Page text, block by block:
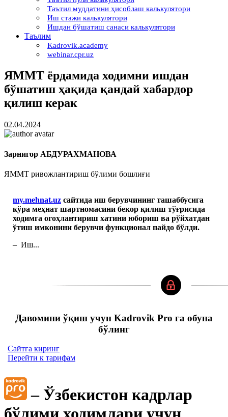
Таътил муддатини ҳисоблаш калькулятори
Иш стажи калькулятори
Ишдан бўшатиш санаси калькулятори
Таълим
Kadrovik.academy
webinar.cpr.uz
ЯММТ ёрдамида ходимни ишдан
бўшатиш ҳақида қандай хабардор
қилиш керак
02.04.2024
Зарнигор АБДУРАХМАНОВА
ЯММТ ривожлантириш бўлими бошлиғи
my.mehnat.uz сайтида иш берувчининг ташаббусига
кўра меҳнат шартномасини бекор қилиш тўғрисида
ходимга огоҳлантириш хатини юбориш ва рўйхатдан
ўтиш имконини берувчи функционал пайдо бўлди.
– Иш...
Давомини ўқиш учун Kadrovik Pro га обуна
бўлинг
Сайтга киринг
Перейти к тарифам
– Ўзбекистон кадрлар
бўлими ходимлари учун